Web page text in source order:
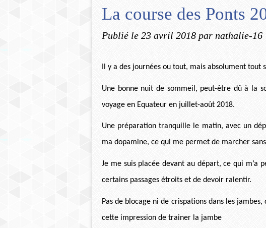
La course des Ponts
Publié le 23 avril 2018 par nathalie-16
Il y a des journées ou tout, mais absolument tout
Une bonne nuit de sommeil, peut-être dû à la
voyage en Equateur en juillet-août 2018.
Une préparation tranquille le matin, avec un
ma dopamine, ce qui me permet de marcher
Je me suis placée devant au départ, ce qui m’a
certains passages étroits et de devoir ralentir.
Pas de blocage ni de crispations dans les
cette impression de trainer la jambe